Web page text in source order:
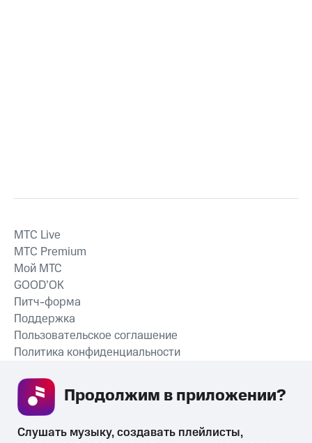
СКАЧАТЬ ПРИЛОЖЕНИЕ
MTС Live
MTС Premium
Мой МТС
GOOD’OK
Питч-форма
Поддержка
Пользовательское соглашение
Политика конфиденциальности
Слушать музыку, создавать плейлисты,